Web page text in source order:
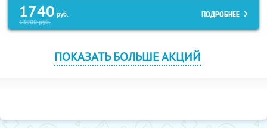
1740 руб.
13900руб.
ПОДРОБНЕЕ
ПОКАЗАТЬ БОЛЬШЕ АКЦИЙ